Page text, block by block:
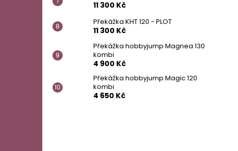
11 300 Kč
Překážka KHT 120 - PLOT
11 300 Kč
Překážka hobbyjump Magnea 130
kombi
4 900 Kč
Překážka hobbyjump Magic 120
kombi
4 650 Kč